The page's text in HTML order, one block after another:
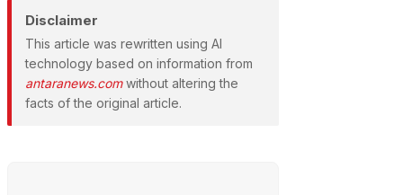
Disclaimer
This article was rewritten using AI
technology based on information from
antaranews.comwithout altering the
facts of the original article.